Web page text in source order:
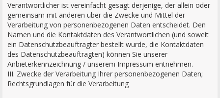
Verantwortlicher ist vereinfacht gesagt derjenige, der allein oder
gemeinsam mit anderen über die Zwecke und Mittel der
Verarbeitung von personenbezogenen Daten entscheidet. Den
Namen und die Kontaktdaten des Verantwortlichen (und soweit
ein Datenschutzbeauftragter bestellt wurde, die Kontaktdaten
des Datenschutzbeauftragten) können Sie unserer
Anbieterkennzeichnung / unserem Impressum entnehmen.
III. Zwecke der Verarbeitung Ihrer personenbezogenen Daten;
Rechtsgrundlagen für die Verarbeitung